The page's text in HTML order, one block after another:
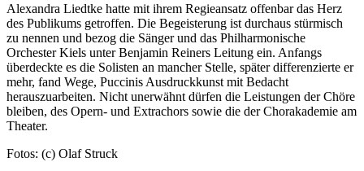
Alexandra Liedtke hatte mit ihrem Regieansatz offenbar das Herz
des Publikums getroffen. Die Begeisterung ist durchaus stürmisch
zu nennen und bezog die Sänger und das Philharmonische
Orchester Kiels unter Benjamin Reiners Leitung ein. Anfangs
überdeckte es die Solisten an mancher Stelle, später differenzierte er
mehr, fand Wege, Puccinis Ausdruckkunst mit Bedacht
herauszuarbeiten. Nicht unerwähnt dürfen die Leistungen der Chöre
bleiben, des Opern- und Extrachors sowie die der Chorakademie am
Theater.
Fotos: (c) Olaf Struck